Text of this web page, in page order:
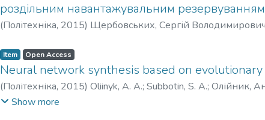
роздільним навантажувальним резервуванням
(Політехніка, 2015) Щербовських, Сергій Володимирович
Item Open Access
Neural network synthesis based on evolutionary
(Політехніка, 2015) Oliinyk, A. A.; Subbotin, S. A.; Олійник,
Олександрович
Show more